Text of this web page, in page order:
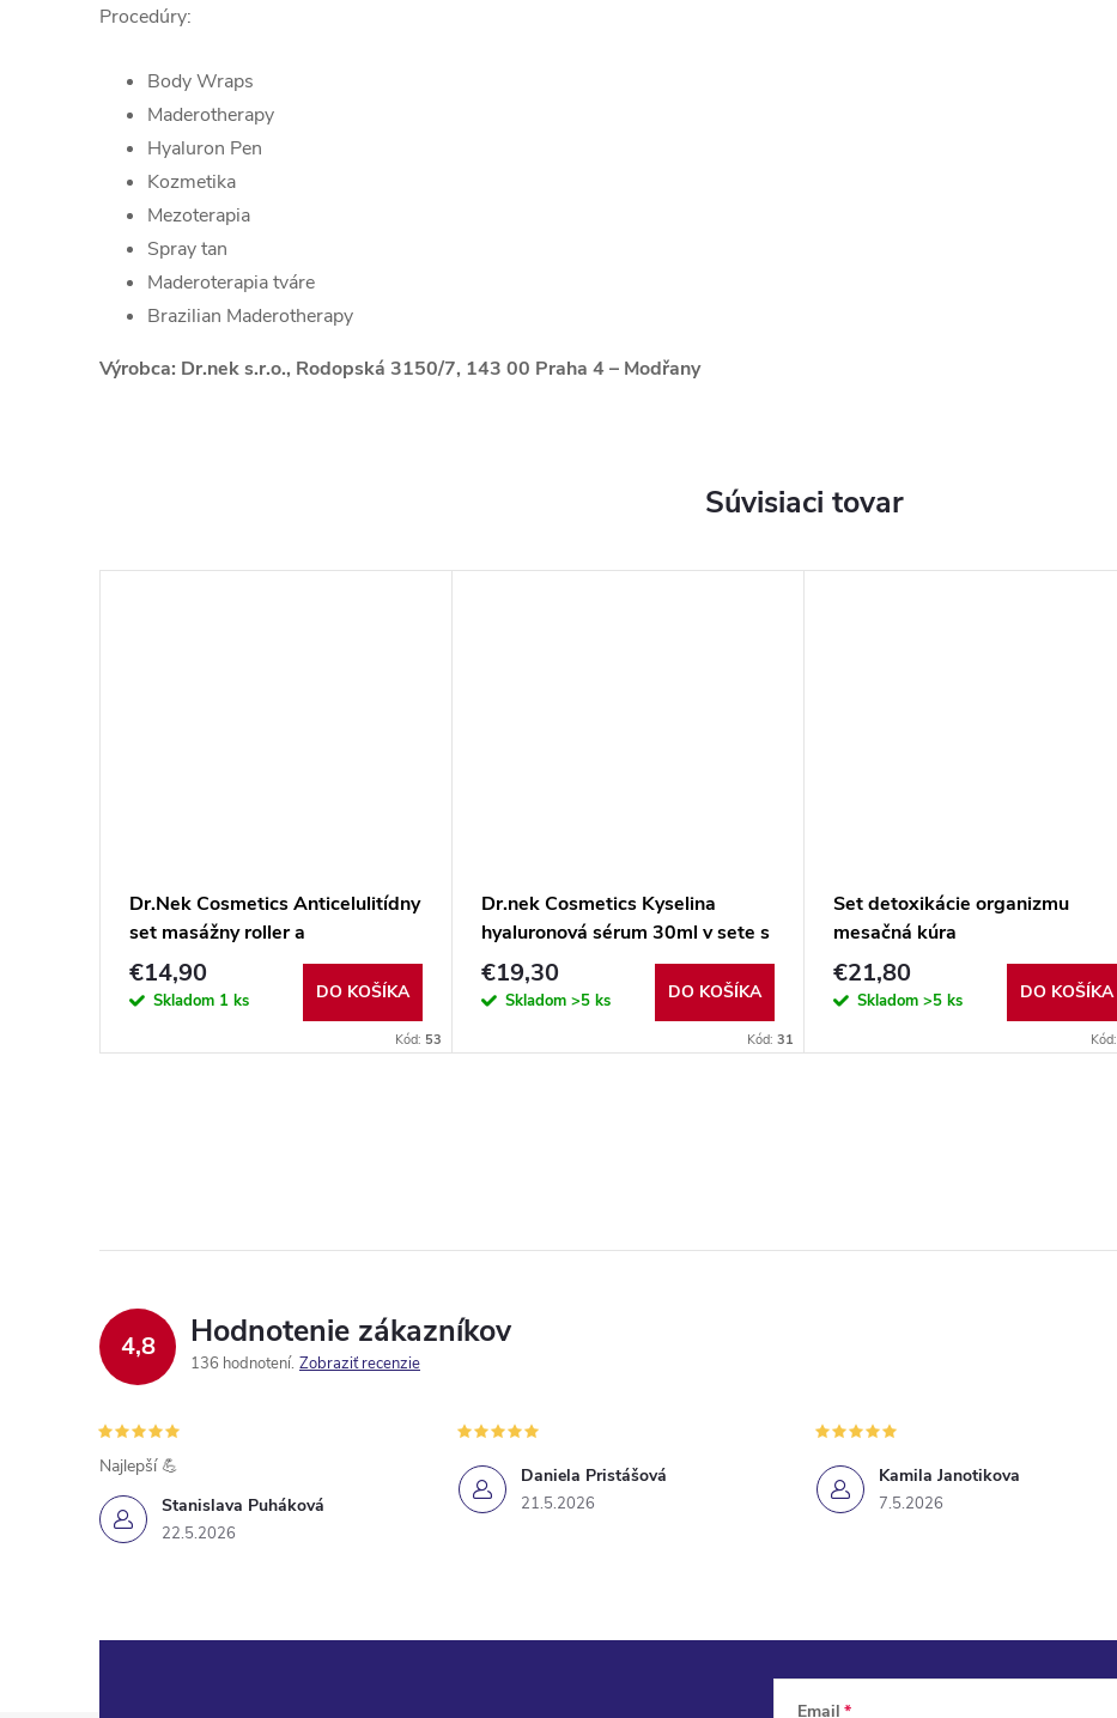
Procedúry:
Body Wraps
Maderotherapy
Hyaluron Pen
Kozmetika
Mezoterapia
Spray tan
Maderoterapia tváre
Brazilian Maderotherapy
Výrobca: Dr.nek s.r.o., Rodopská 3150/7, 143 00 Praha 4 – Modřany
Súvisiaci tovar
Dr.Nek Cosmetics Anticelulitídny
set masážny roller a
anticelulitídny škoricový olej
€14,90
Skladom 1 ks DO KOŠÍKA
Kód: 53
Dr.nek Cosmetics Kyselina
hyaluronová sérum 30ml v sete s
dermaroller 0,25mm
€19,30
Skladom >5 ks DO KOŠÍKA
Kód: 31
Set detoxikácie organizmu
mesačná kúra
€21,80
Skladom >5 ks DO KOŠÍKA
Kód:
4,8 Hodnotenie zákazníkov
136 hodnotení Zobraziť recenzie
Stanislava Puháková
22.5.2026
Najlepší 💪 Daniela Pristášová
21.5.2026
Kamila Janotikova
7.5.2026
Email